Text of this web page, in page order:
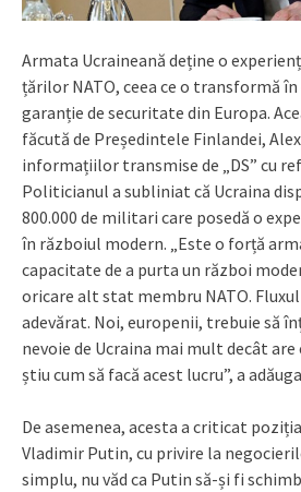
Armata Ucraineană deține o
țărilor NATO, ceea ce o transformă
garanție de securitate din Europa.
făcută de Președintele Finlandei,
informațiilor transmise de „DS” cu
Politicianul a subliniat că Ucraina
800.000 de militari care posedă o
în războiul modern. „Este o forță
capacitate de a purta un război
oricare alt stat membru NATO.
adevărat. Noi, europenii, trebuie să
nevoie de Ucraina mai mult decât are
știu cum să facă acest lucru”, a
De asemenea, acesta a criticat
Vladimir Putin, cu privire la
simplu, nu văd ca Putin să-și fi